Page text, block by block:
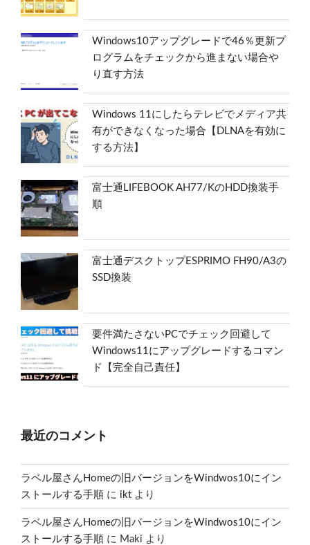
Windows10アップグレードで46％更新プ
ログラムをチェックから進まない場合や
り直す方法
Windows 11にしたらテレビでメディア共
有ができなくなった場合【DLNAを有効に
する方法】
富士通LIFEBOOK AH77/KのHDD換装手
順
富士通デスクトップESPRIMO FH90/A3の
SSD換装
要件満たさないPCでチェック回避して
Windows11にアップグレードするコマン
ド【完全自己責任】
最近のコメント
ラベル屋さんHomeの旧バージョンをWindwos10にイン
ストールする手順 に ikt より
ラベル屋さんHomeの旧バージョンをWindwos10にイン
ストールする手順 に Maki より